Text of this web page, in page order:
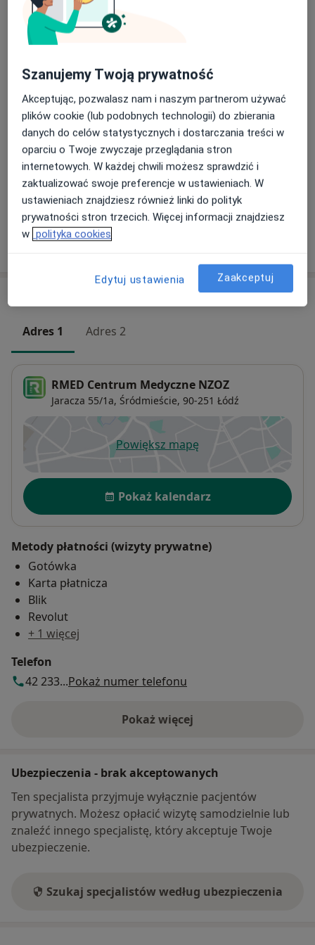
50 zł Szczegóły
300 zł Szczegóły
Założenie cewnika silikonowego
150 zł Szczegóły Umów wizytę
Konsultacja urologiczna
Szczegóły
Adres 1 Adres 2
RMED Centrum Medyczne NZOZ
Jaracza 55/1a, Śródmieście, 90-251 Łódź
Powiększ mapęotwiera się w nowej karcie
Dostępność
Pokaż kalendarz
Metody płatności (wizyty prywatne)
Gotówka
Karta płatnicza
Blik
Revolut
+ 1 więcej
Telefon
42 233...Pokaż numer telefonu
Pokaż więcej
o adresie
Ubezpieczenia - brak akceptowanych
Ten specjalista przyjmuje wyłącznie pacjentów
prywatnych. Możesz opłacić wizytę samodzielnie lub
znaleźć innego specjalistę, który akceptuje Twoje
ubezpieczenie.
Szukaj specjalistów według ubezpieczenia
Szanujemy Twoją prywatność
Akceptując, pozwalasz nam i naszym partnerom używać
plików cookie (lub podobnych technologii) do zbierania
danych do celów statystycznych i dostarczania treści w
oparciu o Twoje zwyczaje przeglądania stron
internetowych. W każdej chwili możesz sprawdzić i
zaktualizować swoje preferencje w ustawieniach. W
ustawieniach znajdziesz również linki do polityk
prywatności stron trzecich. Więcej informacji znajdziesz
w polityka cookies
Edytuj ustawienia Zaakceptuj